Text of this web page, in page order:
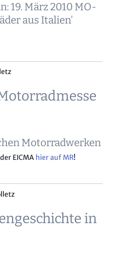
19. März 2010 MO-
aus Italien'
Motorradwerken
EICMAhier auf MR!
in